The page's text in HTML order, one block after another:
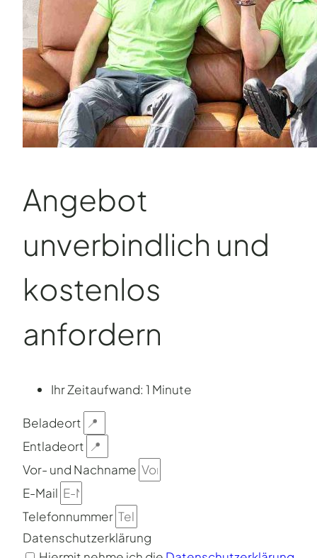
Angebot
unverbind­lich und
kostenlos
anfordern
Ihr Zeitaufwand: 1 Minute
Beladeort
Entladeort
Vor- und Nachname
E-Mail
Telefonnummer
Datenschutzerklärung